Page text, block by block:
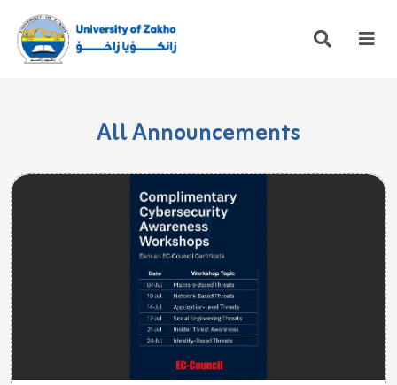
All Announcements